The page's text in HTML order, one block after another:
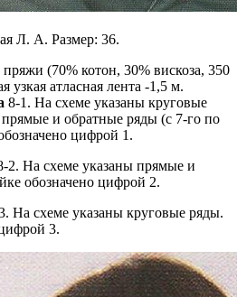
Л. А. Размер: 36.
пряжи (70% котон, 30% вискоза, 350
атласная лента -1,5 м.
8-1. На схеме указаны круговые
и обратные ряды (с 7-го по
цифрой 1.
2. На схеме указаны прямые и
обозначено цифрой 2.
На схеме указаны круговые ряды.
3.